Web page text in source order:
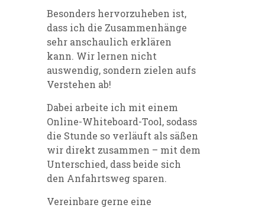
Besonders hervorzuheben ist,
dass ich die Zusammenhänge
sehr anschaulich erklären
kann. Wir lernen nicht
auswendig, sondern zielen aufs
Verstehen ab!
Dabei arbeite ich mit einem
Online-Whiteboard-Tool, sodass
die Stunde so verläuft als säßen
wir direkt zusammen – mit dem
Unterschied, dass beide sich
den Anfahrtsweg sparen.
Vereinbare gerne eine